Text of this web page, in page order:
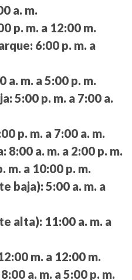
a. m.
p. m. a 12:00 m.
6:00 p. m. a
a. m. a 5:00 p. m.
5:00 p. m. a 7:00 a.
p. m. a 7:00 a. m.
8:00 a. m. a 2:00 p. m.
m. a 10:00 p. m.
baja): 5:00 a. m. a
alta): 11:00 a. m. a
m. a 12:00 m.
8:00 a. m. a 5:00 p. m.